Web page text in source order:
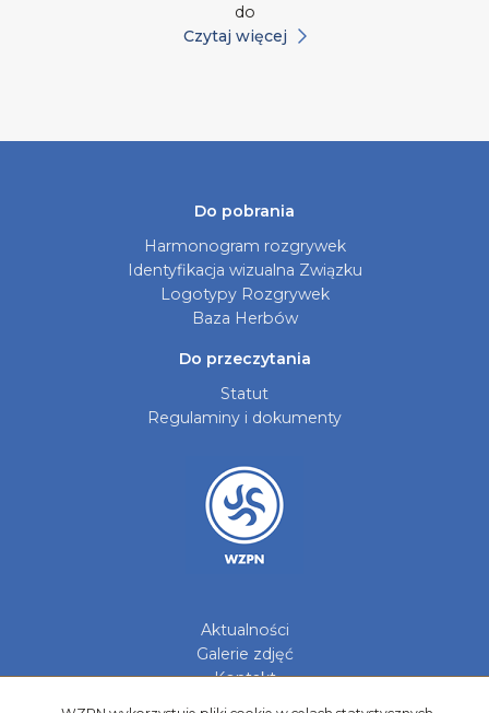
do
Czytaj więcej
Do pobrania
Harmonogram rozgrywek
Identyfikacja wizualna Związku
Logotypy Rozgrywek
Baza Herbów
Do przeczytania
Statut
Regulaminy i dokumenty
Aktualności
Galerie zdjęć
Kontakt